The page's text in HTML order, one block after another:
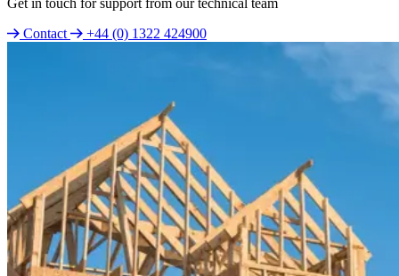
Contact
+44 (0) 1322 424900